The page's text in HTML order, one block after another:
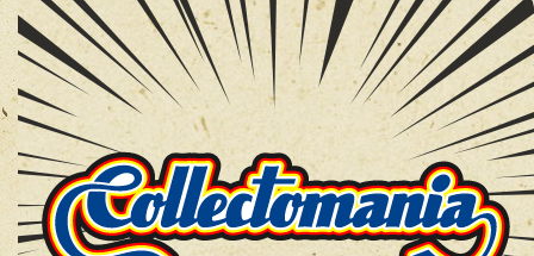
9. What'd I Say
10. Please Don't Drag That String Around
11. Indescribably Blue
12. (You're The) Devil In Disguise
13. Lonely Man
14. A Mess Of Blues
15. Ask Me
16. Ain't That Loving You Baby
17. Just Tell Her Jim Said Hello